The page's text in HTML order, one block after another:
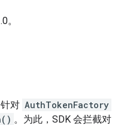
。
对 AuthTokenFactory
。为此，SDK 会拦截对